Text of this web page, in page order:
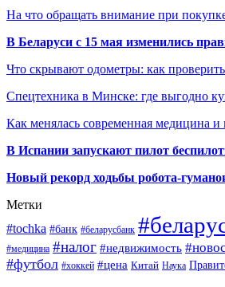
На что обращать внимание при
В Беларуси с 15 мая изменились
Что скрывают одометры: как
Спецтехника в Минске: где выгодно
Как менялась современная медицина и
В Испании запускают пилот
Новый рекорд ходьбы робота-
Метки
#tochka #банк #беларусбанк
#медицина #налог #недвижимость
#футбол #хоккей #цена Китай Наука